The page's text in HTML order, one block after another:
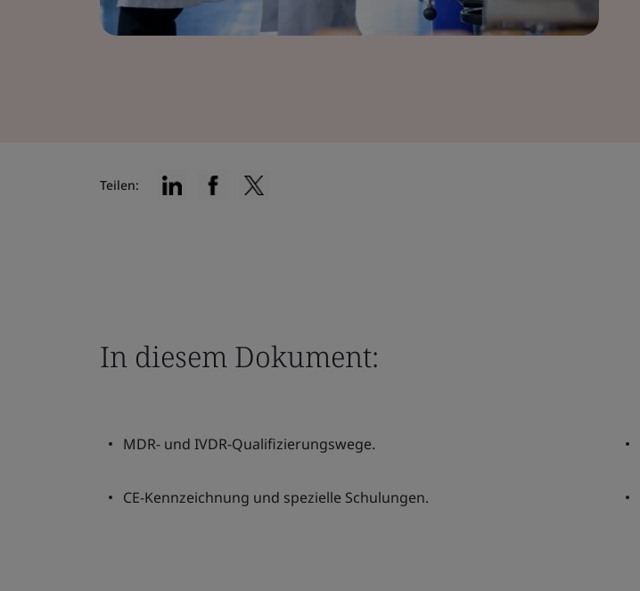
Teilen:
In diesem Dokument:
MDR- und IVDR-Qualifizierungswege.
CE-Kennzeichnung und spezielle Schulungen.